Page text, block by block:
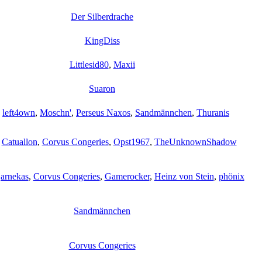
Der Silberdrache
KingDiss
Littlesid80, Maxii
Suaron
left4own, Moschn', Perseus Naxos, Sandmännchen, Thuranis
Catuallon, Corvus Congeries, Opst1967, TheUnknownShadow
, Corvus Congeries, Gamerocker, Heinz von Stein, phönix
Sandmännchen
Corvus Congeries